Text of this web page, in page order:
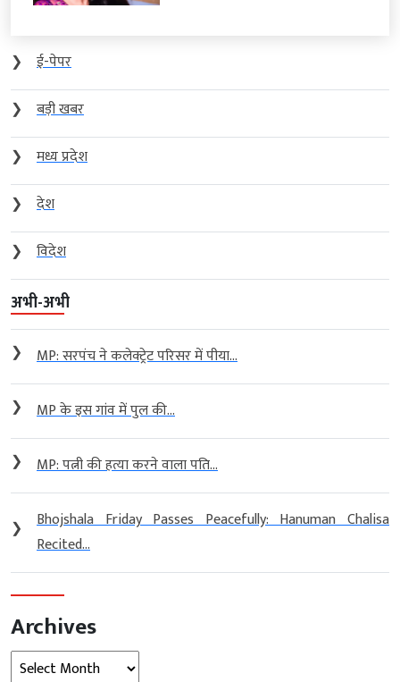
❯
ई-पेपर
❯
बड़ी खबर
❯
मध्य प्रदेश
❯
देश
❯
विदेश
अभी-अभी
❯ MP: सरपंच ने कलेक्ट्रेट परिसर में पीया...
❯ MP के इस गांव में पुल की...
❯ MP: पत्नी की हत्या करने वाला पति...
❯
Bhojshala Friday Passes Peacefully: Hanuman Chalisa
Recited...
Archives
Archives